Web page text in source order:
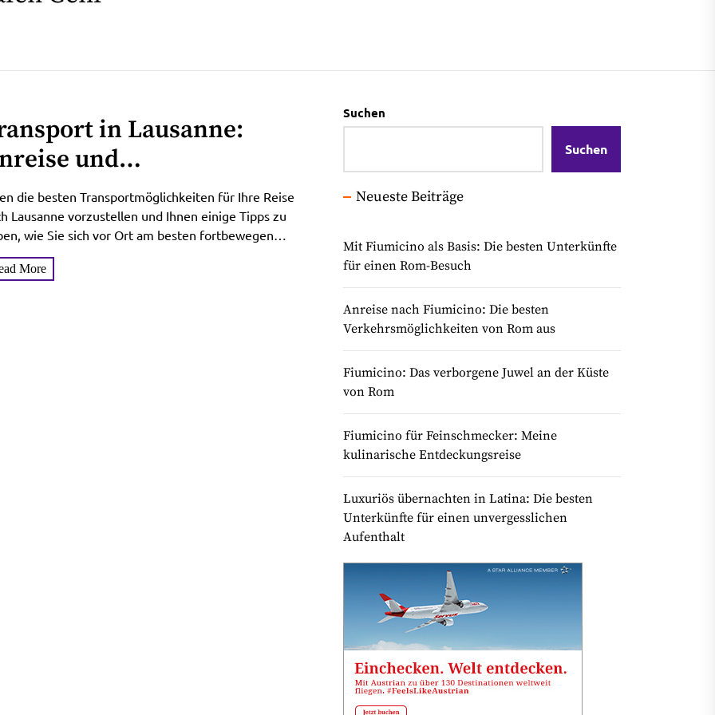
in Lausanne:
und
die besten Transportmöglichkeiten für Ihre Reise
Lausanne vorzustellen und Ihnen einige Tipps zu
wie Sie sich vor Ort am besten fortbewegen
More
Suchen
Suchen
Neueste Beiträge
Mit Fiumicino als Basis: Die besten Unterkünfte
für einen Rom-Besuch
Anreise nach Fiumicino: Die besten
Verkehrsmöglichkeiten von Rom aus
Fiumicino: Das verborgene Juwel an der Küste
von Rom
Fiumicino für Feinschmecker: Meine
kulinarische Entdeckungsreise
Luxuriös übernachten in Latina: Die besten
Unterkünfte für einen unvergesslichen
Aufenthalt